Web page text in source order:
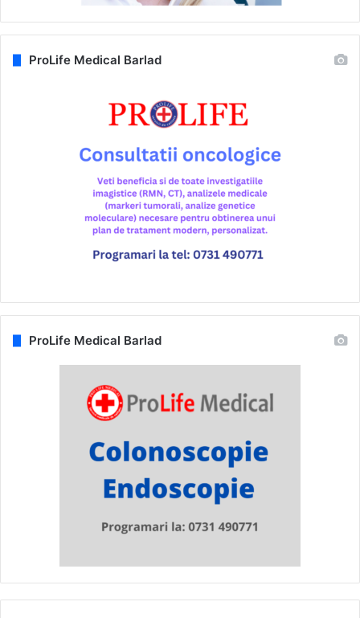
ProLife Medical Barlad
ProLife Medical Barlad